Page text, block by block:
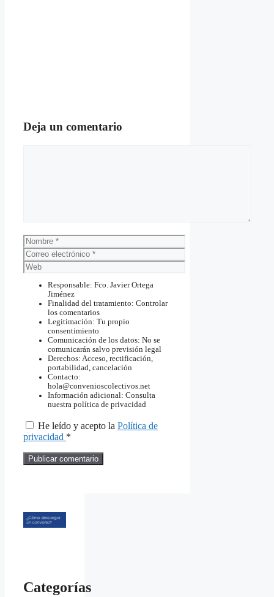
Deja un comentario
Nombre
Correo
electrónico
Web
Responsable: Fco. Javier Ortega
Jiménez
Finalidad del tratamiento: Controlar
los comentarios
Legitimación: Tu propio
consentimiento
Comunicación de los datos: No se
comunicarán salvo previsión legal
Derechos: Acceso, rectificación,
portabilidad, cancelación
Contacto:
hola@convenioscolectivos.net
Información adicional: Consulta
nuestra política de privacidad
He leído y acepto la Política de
privacidad *
Categorías